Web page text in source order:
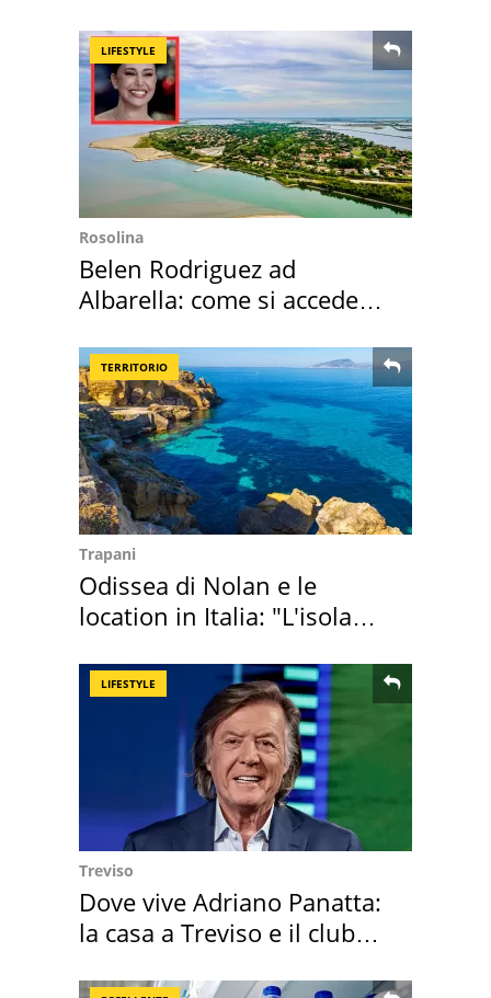
LIFESTYLE
Rosolina
Belen Rodriguez ad
Albarella: come si accede
TERRITORIO
Trapani
Odissea di Nolan e le
location in Italia: "L'isola
LIFESTYLE
Treviso
Dove vive Adriano Panatta:
la casa a Treviso e il club